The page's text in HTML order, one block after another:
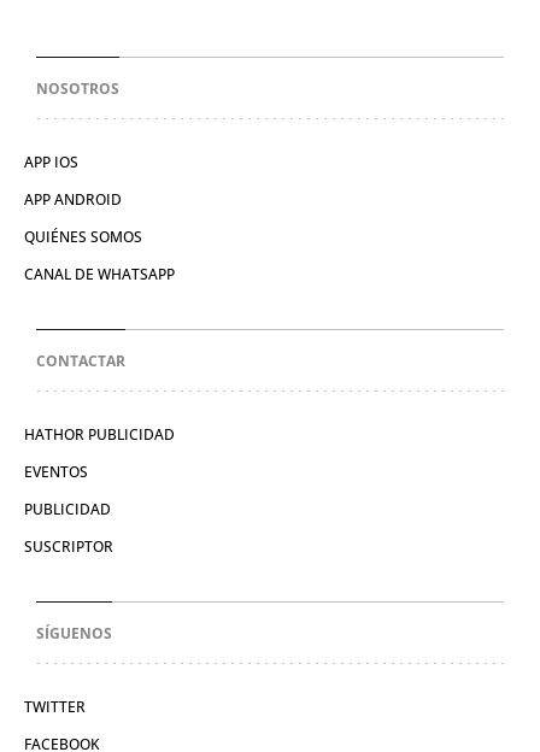
NOSOTROS
APP IOS
APP ANDROID
QUIÉNES SOMOS
CANAL DE WHATSAPP
CONTACTAR
HATHOR PUBLICIDAD
EVENTOS
PUBLICIDAD
SUSCRIPTOR
SÍGUENOS
TWITTER
FACEBOOK